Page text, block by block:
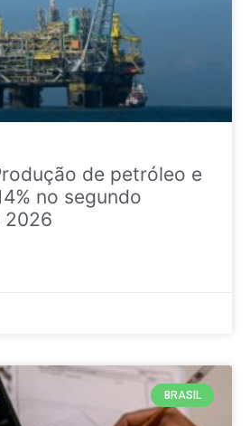
de petróleo e
no segundo
2026
BRASIL